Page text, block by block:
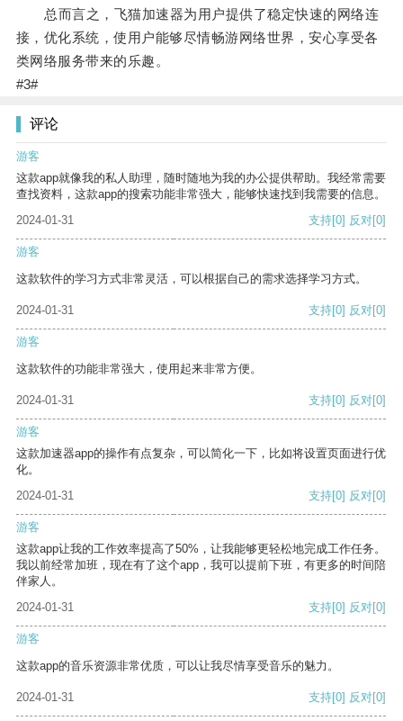
总而言之，飞猫加速器为用户提供了稳定快速的网络连
接，优化系统，使用户能够尽情畅游网络世界，安心享受各
类网络服务带来的乐趣。
#3#
评论
游客
这款app就像我的私人助理，随时随地为我的办公提供帮助。我经常需要
查找资料，这款app的搜索功能非常强大，能够快速找到我需要的信息。
2024-01-31
支持[0] 反对[0]
游客
这款软件的学习方式非常灵活，可以根据自己的需求选择学习方式。
2024-01-31 支持[0] 反对[0]
游客
这款软件的功能非常强大，使用起来非常方便。
2024-01-31 支持[0] 反对[0]
游客
这款加速器app的操作有点复杂，可以简化一下，比如将设置页面进行优
化。
2024-01-31
支持[0] 反对[0]
游客
这款app让我的工作效率提高了50%，让我能够更轻松地完成工作任务。
我以前经常加班，现在有了这个app，我可以提前下班，有更多的时间陪
伴家人。
2024-01-31
支持[0] 反对[0]
游客
这款app的音乐资源非常优质，可以让我尽情享受音乐的魅力。
2024-01-31 支持[0] 反对[0]